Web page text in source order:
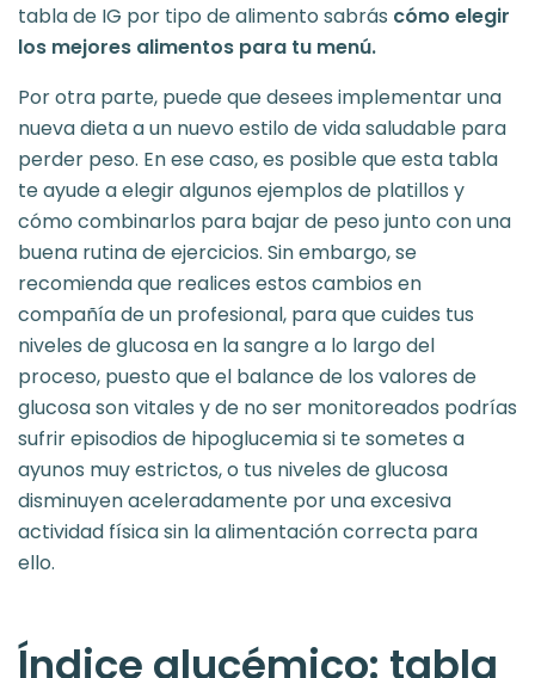
tabla de IG por tipo de alimento sabrás cómo elegir
los mejores alimentos para tu menú.
Por otra parte, puede que desees implementar una
nueva dieta a un nuevo estilo de vida saludable para
perder peso. En ese caso, es posible que esta tabla
te ayude a elegir algunos ejemplos de platillos y
cómo combinarlos para bajar de peso junto con una
buena rutina de ejercicios. Sin embargo, se
recomienda que realices estos cambios en
compañía de un profesional, para que cuides tus
niveles de glucosa en la sangre a lo largo del
proceso, puesto que el balance de los valores de
glucosa son vitales y de no ser monitoreados podrías
sufrir episodios de hipoglucemia si te sometes a
ayunos muy estrictos, o tus niveles de glucosa
disminuyen aceleradamente por una excesiva
actividad física sin la alimentación correcta para
ello.
Índice glucémico: tabla